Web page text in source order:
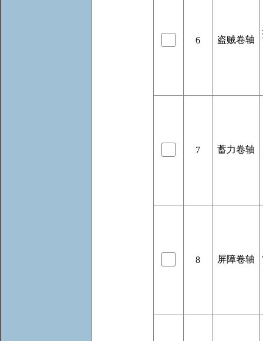
6 盗贼卷轴
7 蓄力卷轴
8 屏障卷轴